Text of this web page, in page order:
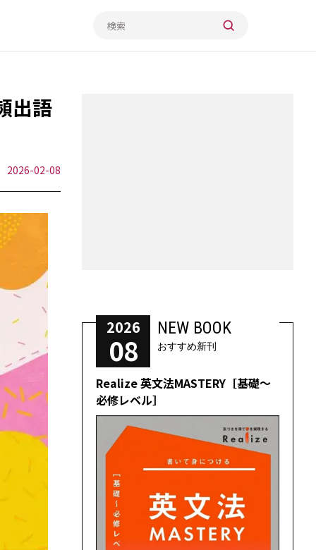
出語
2026-02-08
2026
08
NEW BOOK
おすすめ新刊
Realize 英文法MASTERY［基礎～
必修レベル］